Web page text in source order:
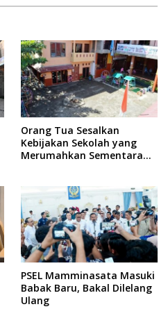
Orang Tua Sesalkan
Kebijakan Sekolah yang
Merumahkan Sementara
PSEL Mamminasata Masuki
Babak Baru, Bakal Dilelang
Ulang